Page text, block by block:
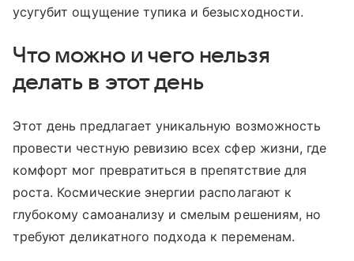
усугубит ощущение тупика и безысходности.
Что можно и чего нельзя
делать в этот день
Этот день предлагает уникальную возможность
провести честную ревизию всех сфер жизни, где
комфорт мог превратиться в препятствие для
роста. Космические энергии располагают к
глубокому самоанализу и смелым решениям, но
требуют деликатного подхода к переменам.